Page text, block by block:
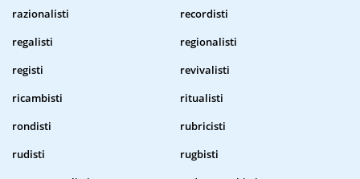
razionalisti
recordisti
regalisti
regionalisti
registi
revivalisti
ricambisti
ritualisti
rondisti
rubricisti
rudisti
rugbisti